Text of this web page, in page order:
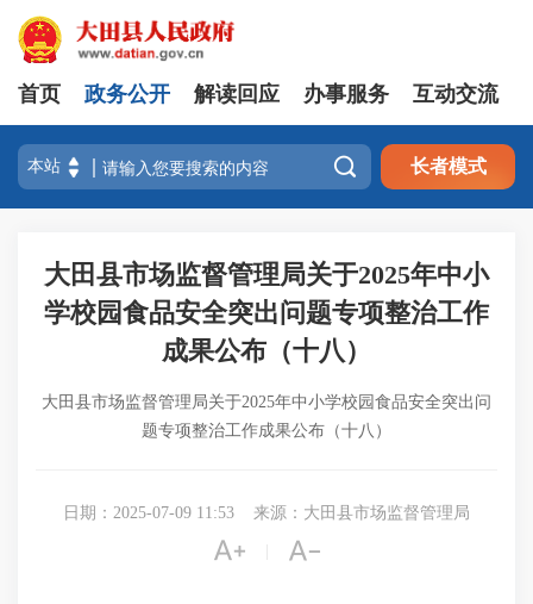
首页 政务公开 解读回应 办事服务 互动交流
 长者模式
大田县市场监督管理局关于2025年中小
学校园食品安全突出问题专项整治工作
成果公布（十八）
大田县市场监督管理局关于2025年中小学校园食品安全突出问
题专项整治工作成果公布（十八）
日期：2025-07-09 11:53 来源：大田县市场监督管理局
 